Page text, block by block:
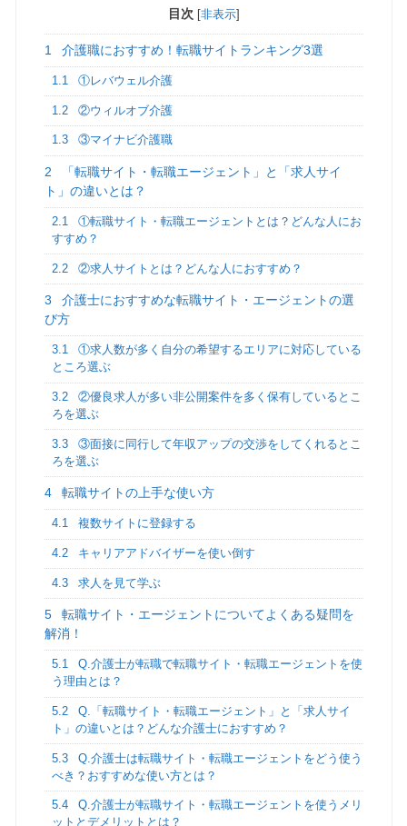
目次 [非表示]
1 介護職におすすめ！転職サイトランキング3選
1.1 ①レバウェル介護
1.2 ②ウィルオブ介護
1.3 ③マイナビ介護職
2
「転職サイト・転職エージェント」と「求人サイ
ト」の違いとは？
2.1
①転職サイト・転職エージェントとは？どんな人にお
すすめ？
2.2 ②求人サイトとは？どんな人におすすめ？
3
介護士におすすめな転職サイト・エージェントの選
び方
3.1
①求人数が多く自分の希望するエリアに対応している
ところ選ぶ
3.2
②優良求人が多い非公開案件を多く保有しているとこ
ろを選ぶ
3.3
③面接に同行して年収アップの交渉をしてくれるとこ
ろを選ぶ
4 転職サイトの上手な使い方
4.1 複数サイトに登録する
4.2 キャリアアドバイザーを使い倒す
4.3 求人を見て学ぶ
5
転職サイト・エージェントについてよくある疑問を
解消！
5.1
Q.介護士が転職で転職サイト・転職エージェントを使
う理由とは？
5.2
Q.「転職サイト・転職エージェント」と「求人サイ
ト」の違いとは？どんな介護士におすすめ？
5.3
Q.介護士は転職サイト・転職エージェントをどう使う
べき？おすすめな使い方とは？
5.4
Q.介護士が転職サイト・転職エージェントを使うメリ
ットとデメリットとは？